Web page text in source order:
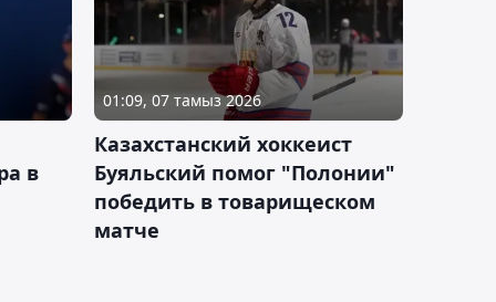
в
01:09, 07 тамыз 2026
Казахстанский хоккеист
Буяльский помог "Полонии"
победить в товарищеском
матче